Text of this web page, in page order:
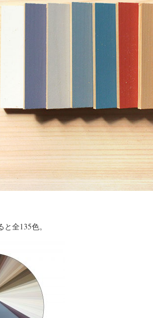
全135色。